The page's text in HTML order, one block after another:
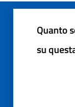
Quanto
su